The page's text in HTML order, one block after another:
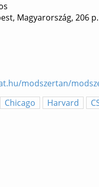
Magyarország, 206 p.
modszertan/
Chicago Harvard